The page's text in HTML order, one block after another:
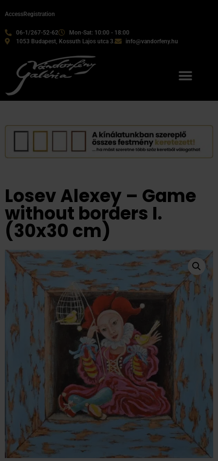
06-1/267-52-62
Mon-Sat: 10:00 - 18:00
1053 Budapest, Kossuth Lajos utca 3.
info@vandorfeny.hu
AccessRegistration
Losev Alexey – Game
without borders I.
(30x30 cm)